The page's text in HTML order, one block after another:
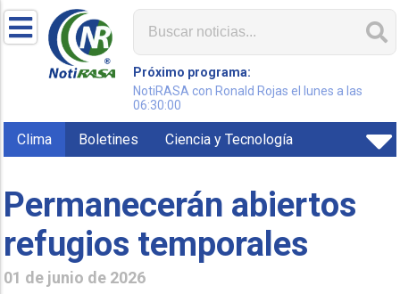
Próximo programa:
NotiRASA con Ronald Rojas el lunes a las
06:30:00
Clima Boletines Ciencia y Tecnología
Permanecerán abiertos
refugios temporales
01 de junio de 2026